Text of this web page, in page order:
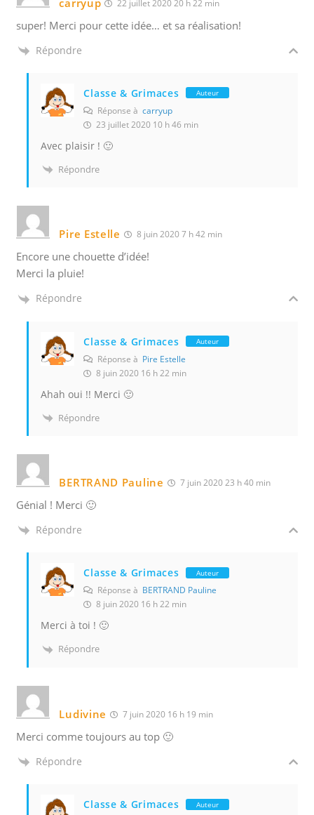
22 juillet 2020 20 h 22 min
super! Merci pour cette idée… et sa réalisation!
Répondre
Classe & Grimaces Auteur
Réponse àcarryup
23 juillet 2020 10 h 46 min
Avec plaisir ! 🙂
Répondre
Pire Estelle 8 juin 2020 7 h 42 min
Encore une chouette d’idée!
Merci la pluie!
Répondre
Classe & Grimaces Auteur
Réponse à Pire Estelle
8 juin 2020 16 h 22 min
Ahah oui !! Merci 🙂
Répondre
BERTRAND Pauline 7 juin 2020 23 h 40 min
Génial ! Merci 🙂
Répondre
Classe & Grimaces Auteur
Réponse à BERTRAND Pauline
8 juin 2020 16 h 22 min
Merci à toi ! 🙂
Répondre
Ludivine 7 juin 2020 16 h 19 min
Merci comme toujours au top 🙂
Répondre
Classe & Grimaces Auteur